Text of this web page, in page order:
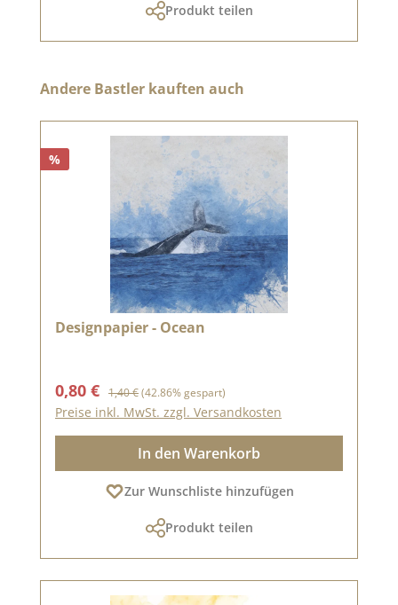
Produkt teilen
Produktgalerie überspringen
Andere Bastler kauften auch
%
Designpapier - Ocean
Verkaufspreis:
0,80 € Regulärer Preis:
1,40 €(42.86% gespart)
Preise inkl. MwSt. zzgl. Versandkosten
In den Warenkorb
Zur Wunschliste hinzufügen
Produkt teilen